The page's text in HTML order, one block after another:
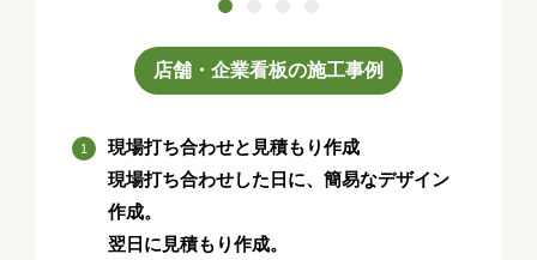
店舗・企業看板の施工事例
現場打ち合わせと見積もり作成
現場打ち合わせした日に、簡易なデザイン
作成。
翌日に見積もり作成。